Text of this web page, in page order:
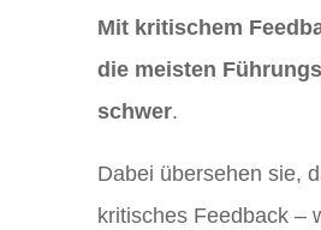
Mit kritischem
die meisten
schwer.
Dabei übersehen sie,
kritisches Feedback –